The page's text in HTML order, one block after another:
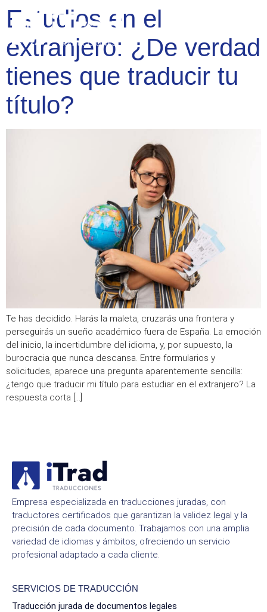
Estudios en el
extranjero: ¿De verdad
tienes que traducir tu
título?
Te has decidido. Harás la maleta, cruzarás una frontera y
perseguirás un sueño académico fuera de España. La emoción
del inicio, la incertidumbre del idioma, y, por supuesto, la
burocracia que nunca descansa. Entre formularios y
solicitudes, aparece una pregunta aparentemente sencilla:
¿tengo que traducir mi título para estudiar en el extranjero? La
respuesta corta […]
Empresa especializada en traducciones juradas, con
traductores certificados que garantizan la validez legal y la
precisión de cada documento. Trabajamos con una amplia
variedad de idiomas y ámbitos, ofreciendo un servicio
profesional adaptado a cada cliente.
SERVICIOS DE TRADUCCIÓN
Traducción jurada de documentos legales